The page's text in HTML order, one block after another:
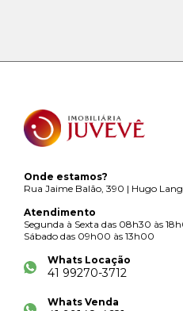
Onde estamos?
Rua Jaime Balão, 390 | Hugo
Atendimento
Segunda à Sexta das 08h30 às
Sábado das 09h00 às 13h00
Whats Locação
41 99270-3712
Whats Venda